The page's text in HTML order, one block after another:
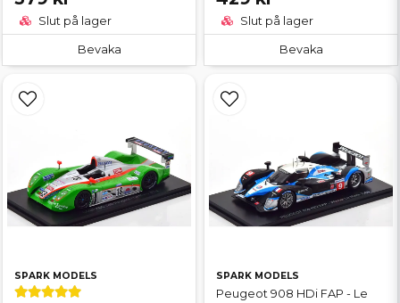
Slut på lager
Bevaka
Slut på lager
Bevaka
SPARK MODELS SPARK MODELS
Peugeot 908 HDi FAP - Le